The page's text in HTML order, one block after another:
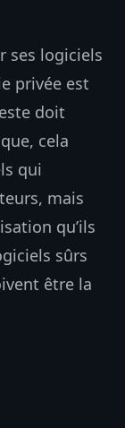
ses logiciels
privée est
doit
cela
qui
mais
qu’ils
sûrs
être la